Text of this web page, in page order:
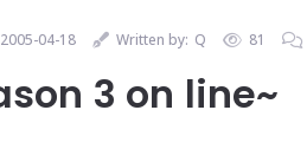
2005-04-18 Written by: Q 81
3 on line~